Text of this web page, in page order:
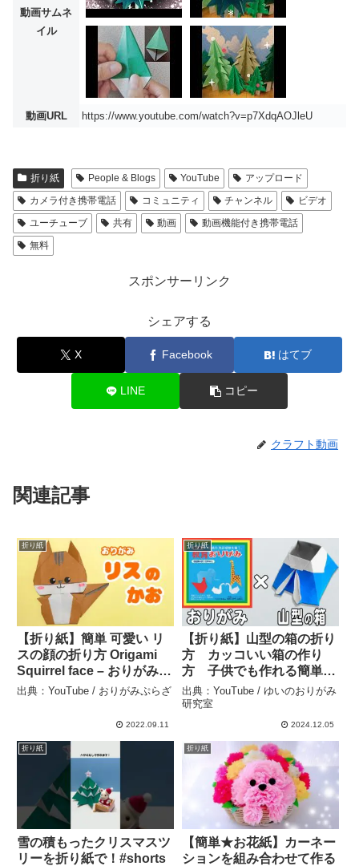
動画サムネ
イル
動画URL https://www.youtube.com/watch?v=p7XdqAOJleU
折り紙 People & Blogs YouTube
アップロード
カメラ付き携帯電話
コミュニティ チャンネル
ビデオ
ユーチューブ
共有 動画
動画機能付き携帯電話
無料
スポンサーリンク
シェアする
X Facebook はてブ
LINE コピー
クラフト動画
関連記事
折り紙
【折り紙】簡単 可愛い リ
スの顔の折り方 Origami
Squirrel face – おりがみぷ
らざ
出典：YouTube / おりがみぷらざ
2022.09.11
折り紙
【折り紙】山型の箱の折り
方 カッコいい箱の作り
方 子供でも作れる簡単な
おりがみ origami box –
ゆいのおりがみ研究室
出典：YouTube / ゆいのおりがみ
研究室
2024.12.05
折り紙
雪の積もったクリスマスツ
リーを折り紙で！#shorts
折り紙
【簡単★お花紙】カーネー
ションを組み合わせて作る